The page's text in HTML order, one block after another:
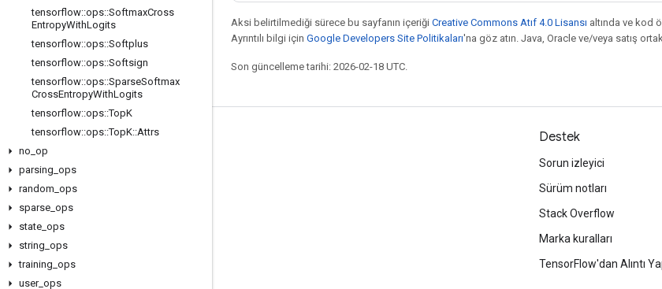
tensorflow::ops::SoftmaxCross
EntropyWithLogits
tensorflow::ops::Softplus
tensorflow::ops::Softsign
tensorflow::ops::SparseSoftmax
CrossEntropyWithLogits
tensorflow::ops::TopK
tensorflow::ops::TopK::Attrs
no op
parsing ops
random ops
sparse ops
state ops
string ops
training ops
user_ ops
Aksi belirtilmediği sürece bu sayfanın içeriği Creative Commons Atıf 4.0 Lisansı altında ve kod
Ayrıntılı bilgi için Google Developers Site Politikaları'na göz atın. Java, Oracle ve/veya satış
Son güncelleme tarihi: 2026-02-18 UTC.
Bağlı kalma
Forum
GitHub
YouTube
Destek
Sorun izleyici
Sürüm notları
Stack Overflow
Marka kuralları
TensorFlow'dan Alıntı